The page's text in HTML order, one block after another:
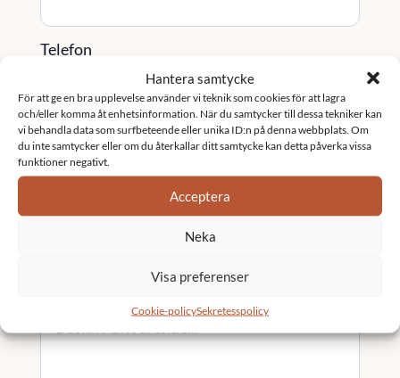
Hantera samtycke
För att ge en bra upplevelse använder vi teknik som cookies för att lagra
och/eller komma åt enhetsinformation. När du samtycker till dessa tekniker kan
vi behandla data som surfbeteende eller unika ID:n på denna webbplats. Om
du inte samtycker eller om du återkallar ditt samtycke kan detta påverka vissa
funktioner negativt.
Acceptera
Neka
Visa preferenser
Cookie-policySekretesspolicy
Telefon
Tjänst / Område (valfritt)